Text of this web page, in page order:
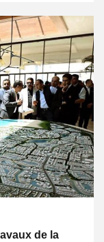
de la